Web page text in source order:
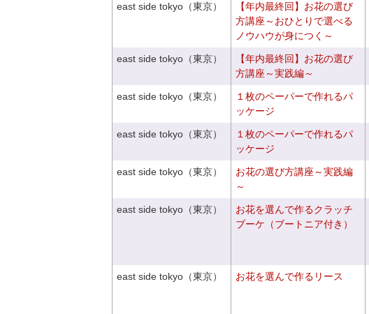
east side tokyo（東京）
【年内最終回】お花の選び
方講座～おひとりで選べる
ノウハウが身につく～
east side tokyo（東京）
【年内最終回】お花の選び
方講座～実践編～
east side tokyo（東京）
１枚のペーパーで作れるパ
ッケージ
east side tokyo（東京）
１枚のペーパーで作れるパ
ッケージ
east side tokyo（東京）
お花の選び方講座～実践編
～
east side tokyo（東京）
お花を選んで作るクラッチ
ブーケ（ブートニア付き）
east side tokyo（東京） お花を選んで作るリース